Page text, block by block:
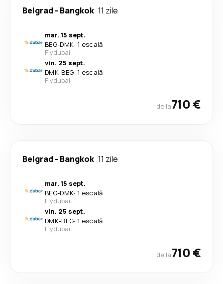
Belgrad- Bangkok 11 zile
mar. 15 sept.
BEG-DMK· 1 escală
Flydubai
vin. 25 sept.
DMK-BEG· 1 escală
Flydubai
de la710 €
Belgrad- Bangkok 11 zile
mar. 15 sept.
BEG-DMK· 1 escală
Flydubai
vin. 25 sept.
DMK-BEG· 1 escală
Flydubai
de la710 €